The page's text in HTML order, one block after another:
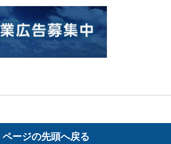
ページの先頭へ戻る